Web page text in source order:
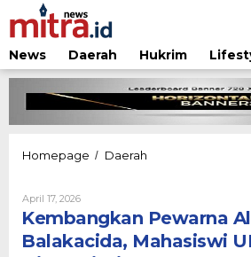
Lewati
ke
konten
News
Daerah Hukrim
Homepage / Daerah
Mahasiswi
UKAW
Kupang
April 17, 2026Oleh
Mitranews.id
Kembangkan Pewarna
Balakacida, Mahasiswi